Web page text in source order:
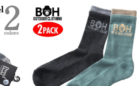
質上、返品交換不可とさせて頂いております。予め
合】
。
。（裾上げ無料対象商品は1本につき税込6,000円以
品は有料（500円+税）となります。）
を頂く場合がございます。
不可となりますので、予めご了承下さい。
がございます。(例：裾にファスナーや調節ひもが付
ている等)